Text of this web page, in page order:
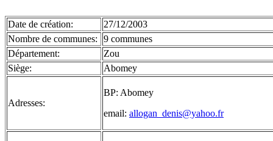
Date de création:
27/12/2003
Nombre de communes:
9 communes
Département:
Zou
Siège:
Abomey
Adresses:
BP: Abomey
email: allogan_denis@yahoo.fr